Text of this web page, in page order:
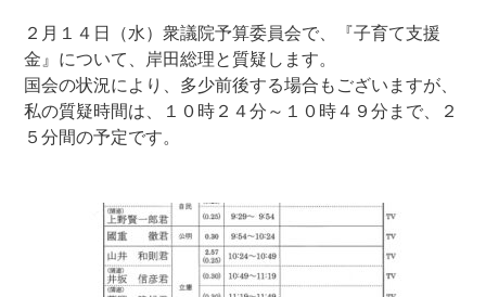
２月１４日（水）衆議院予算委員会で、『子育て支援
金』について、岸田総理と質疑します。
国会の状況により、多少前後する場合もございますが、
私の質疑時間は、１０時２４分～１０時４９分まで、２
５分間の予定です。